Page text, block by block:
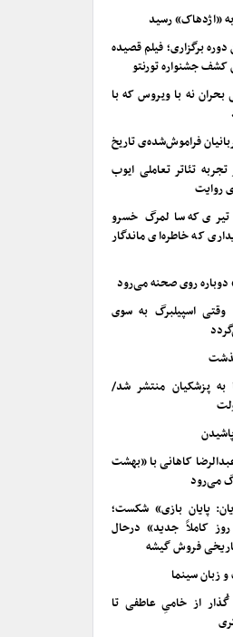
«اژدهاک» رسید
برگزاری؛ فیلم قصیده
جشنواره تورنتو
نه با ویروس که با
فراموش‌شده‌ی تاریخ
تجربه تئاتر تعاملی ایوب
روایت
به مناسبت ۲۸ تیری که سالمرگ خسرو
که خاطره‌ای ماندگار
روی صحنه می‌رود
وقتی اسپیلبرگ به سوی
به پزشکیان منتشر شد/
کاهانی با «بهشت
می‌رود
پایان بازی» شکست؛
کاملاً جدید» درحال
فروش گیشه
زبان سینما
از خامیِ عاطفی تا